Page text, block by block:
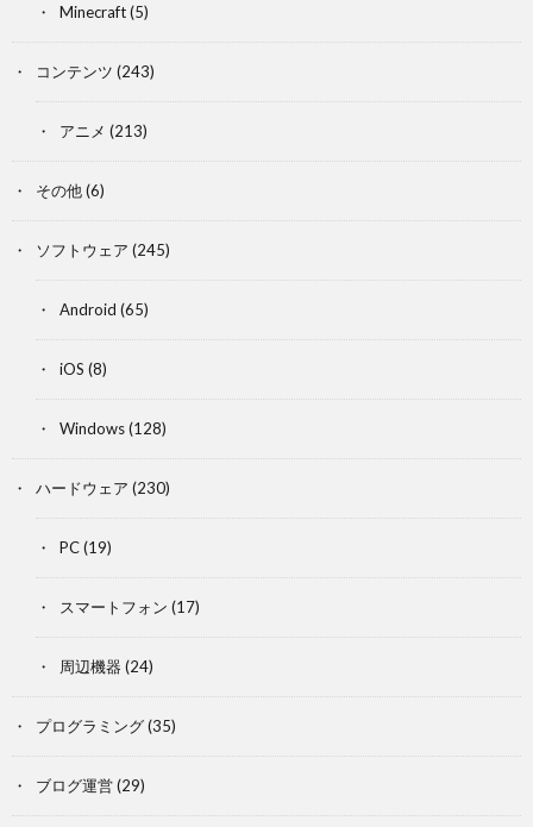
Minecraft(5)
コンテンツ (243)
アニメ (213)
その他(6)
ソフトウェア (245)
Android (65)
iOS (8)
Windows(128)
ハードウェア (230)
PC(19)
スマートフォン (17)
周辺機器 (24)
プログラミング(35)
ブログ運営(29)